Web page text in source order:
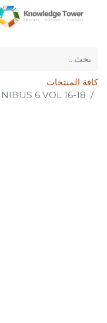
كافة المنتجات
6 VOL 16-18